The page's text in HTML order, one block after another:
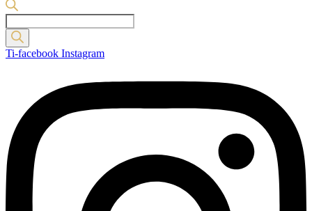
Products
search
Ti-facebook Instagram